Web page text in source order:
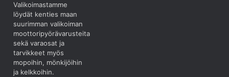
Valikoimastamme
löydät kenties maan
suurimman valikoiman
moottoripyörävarusteita
sekä varaosat ja
tarvikkeet myös
mopoihin, mönkijöihin
ja kelkkoihin.